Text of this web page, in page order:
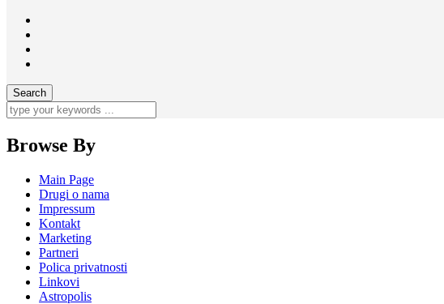
Browse By
Main Page
Drugi o nama
Impressum
Kontakt
Marketing
Partneri
Polica privatnosti
Linkovi
Astropolis